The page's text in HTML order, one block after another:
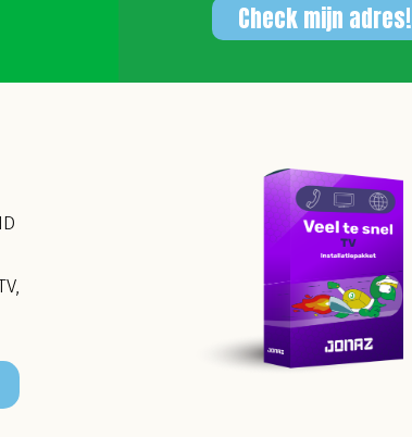
Check mijn adres!